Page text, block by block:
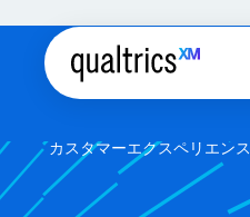
カスタマーエクスペリエンス